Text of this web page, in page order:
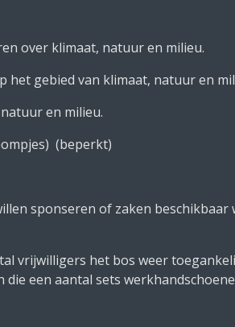
over klimaat, natuur en milieu.
gebied van klimaat, natuur en
en milieu.
(beperkt)
sponseren of zaken beschikbaar
vrijwilligers het bos weer
sets werkhandschoenen